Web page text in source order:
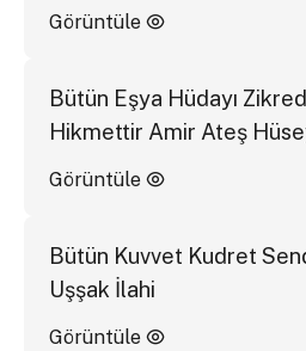
Görüntüle
Bütün Eşya Hüdayı
Hikmettir Amir Ateş
Görüntüle
Bütün Kuvvet Kudret
Uşşak İlahi
Görüntüle